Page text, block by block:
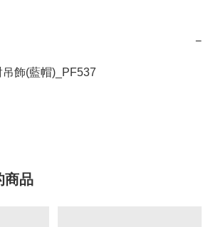
−
飾(藍帽)_PF537
商品